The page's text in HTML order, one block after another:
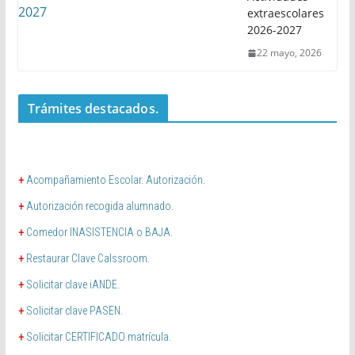
extraescolares
2026-2027
22 mayo, 2026
Trámites destacados.
+ Acompañamiento Escolar. Autorización.
+ Autorización recogida alumnado.
+ Comedor INASISTENCIA o BAJA.
+ Restaurar Clave Calssroom.
+ Solicitar clave iANDE.
+ Solicitar clave PASEN.
+ Solicitar CERTIFICADO matrícula.